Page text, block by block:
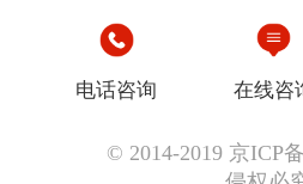
电话咨询 在线咨
© 2014-2019 京ICP